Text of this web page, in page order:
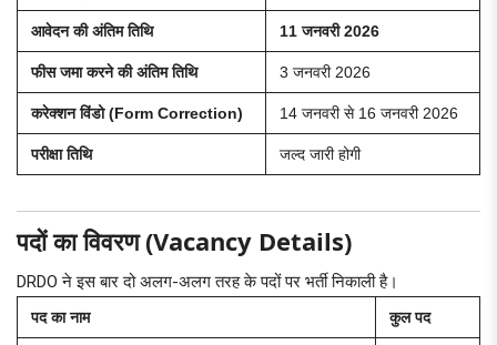
आवेदन की अंतिम तिथि 11 जनवरी 2026
फीस जमा करने की अंतिम तिथि 3 जनवरी 2026
करेक्शन विंडो (Form Correction) 14 जनवरी से 16 जनवरी 2026
परीक्षा तिथि जल्द जारी होगी
पदों का विवरण (Vacancy Details)
DRDO ने इस बार दो अलग-अलग तरह के पदों पर भर्ती निकाली है।
पद का नाम कुल पद